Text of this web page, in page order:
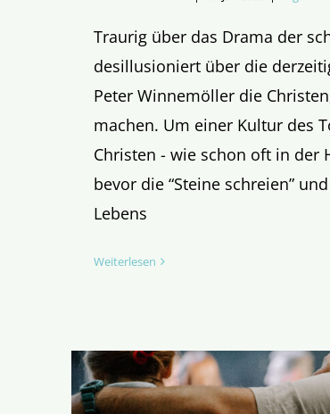
Traurig über das Drama der
desillusioniert über die
Peter Winnemöller die
machen. Um einer Kultur des
Christen - wie schon oft in der
bevor die “Steine schreien”
Lebens
Weiterlesen